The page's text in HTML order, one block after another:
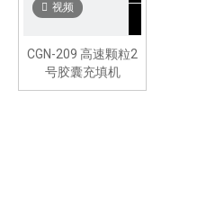
视频
CGN-209 高速颗粒2
号胶囊充填机